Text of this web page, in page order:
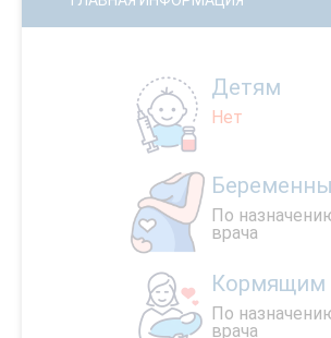
Детям
Нет
По
врача
Кормящим
По
врача